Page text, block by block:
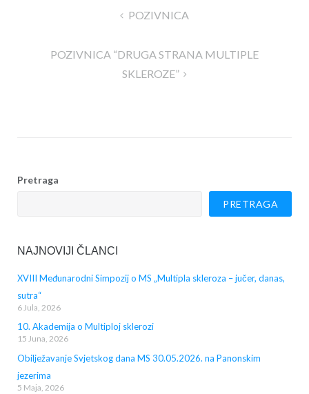
POZIVNICA
POZIVNICA “DRUGA STRANA MULTIPLE
SKLEROZE”
Pretraga
PRETRAGA
NAJNOVIJI ČLANCI
XVIII Međunarodni Simpozij o MS „Multipla skleroza – jučer, danas,
sutra“
6 Jula, 2026
10. Akademija o Multiploj sklerozi
15 Juna, 2026
Obilježavanje Svjetskog dana MS 30.05.2026. na Panonskim
jezerima
5 Maja, 2026